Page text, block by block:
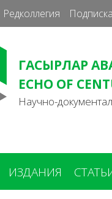
Редколлегия Подписка
ГАСЫРЛАР
ECHO OF
Научно-
ИЗДАНИЯ